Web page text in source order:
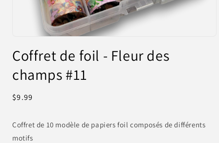
média
1
dans
une
Coffret de foil - Fleur des
champs #11
Prix
$9.99
Coffret de 10 modèle de papiers foil composés de différents
motifs